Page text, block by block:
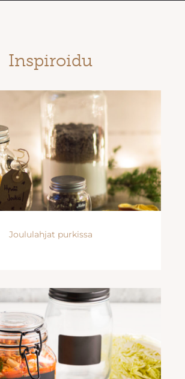
Inspiroidu
Joululahjat purkissa